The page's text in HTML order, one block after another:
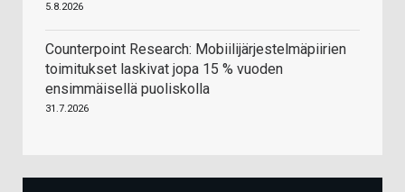
5.8.2026
Counterpoint Research: Mobiilijärjestelmäpiirien
toimitukset laskivat jopa 15 % vuoden
ensimmäisellä puoliskolla
31.7.2026